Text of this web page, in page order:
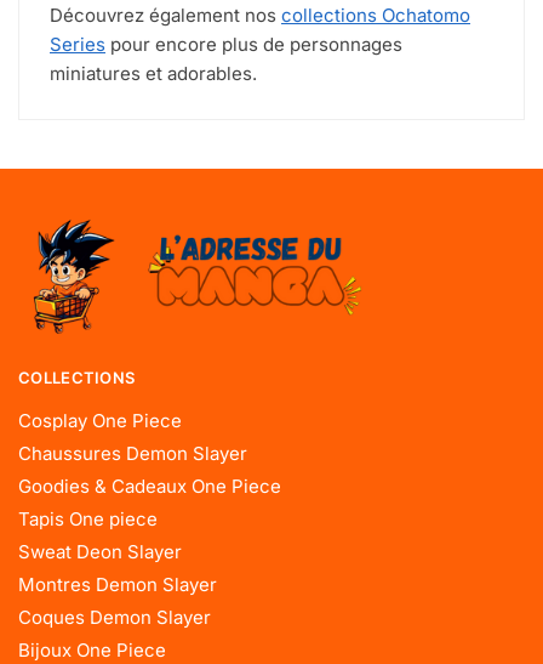
Découvrez également nos collections Ochatomo
Series pour encore plus de personnages
miniatures et adorables.
COLLECTIONS
Cosplay One Piece
Chaussures Demon Slayer
Goodies & Cadeaux One Piece
Tapis One piece
Sweat Deon Slayer
Montres Demon Slayer
Coques Demon Slayer
Bijoux One Piece